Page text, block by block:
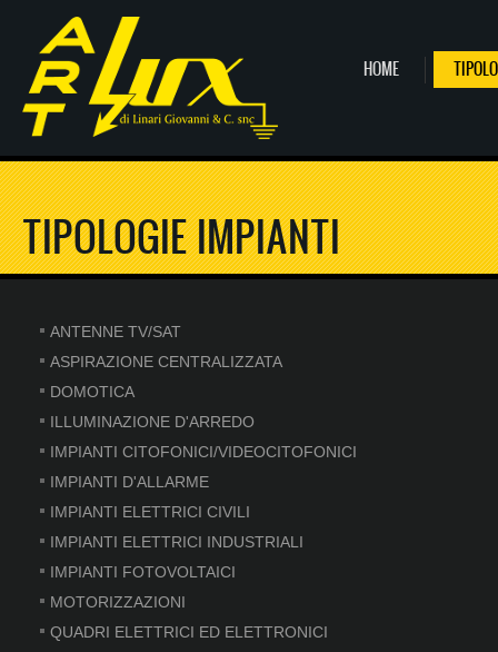
HOME
TIPOLOGIE IMPIANTI
ANTENNE TV/SAT
ASPIRAZIONE CENTRALIZZATA
DOMOTICA
ILLUMINAZIONE D'ARREDO
IMPIANTI CITOFONICI/VIDEOCITOFONICI
IMPIANTI D'ALLARME
IMPIANTI ELETTRICI CIVILI
IMPIANTI ELETTRICI INDUSTRIALI
IMPIANTI FOTOVOLTAICI
MOTORIZZAZIONI
QUADRI ELETTRICI ED ELETTRONICI